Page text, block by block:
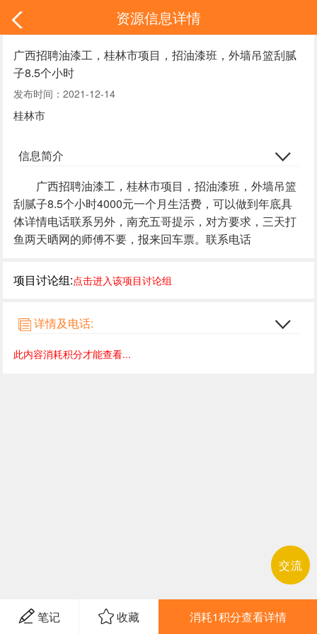
资源信息详情
交流
广西招聘油漆工，桂林市项目，招油漆班，外墙吊篮刮腻
子8.5个小时
发布时间：2021-12-14
桂林市
信息简介
广西招聘油漆工，桂林市项目，招油漆班，外墙吊篮
刮腻子8.5个小时4000元一个月生活费，可以做到年底具
体详情电话联系另外，南充五哥提示，对方要求，三天打
鱼两天晒网的师傅不要，报来回车票。联系电话
项目讨论组:点击进入该项目讨论组
详情及电话:
此内容消耗积分才能查看...
笔记 收藏 消耗1积分查看详情